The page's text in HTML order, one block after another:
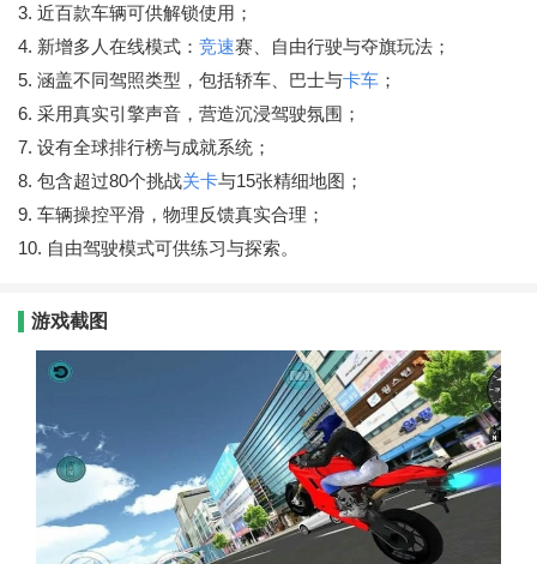
3. 近百款车辆可供解锁使用；
4. 新增多人在线模式： 竞速赛、自由行驶与夺旗玩法；
5. 涵盖不同驾照类型，包括轿车、巴士与卡车 ；
6. 采用真实引擎声音，营造沉浸驾驶氛围；
7. 设有全球排行榜与成就系统；
8. 包含超过80个挑战关卡与15张精细地图；
9. 车辆操控平滑，物理反馈真实合理；
10. 自由驾驶模式可供练习与探索。
游戏截图